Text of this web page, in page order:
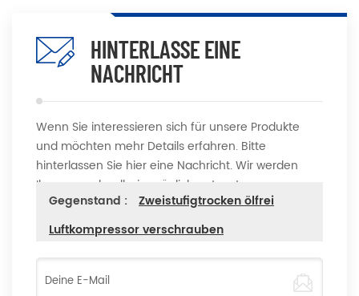
HINTERLASSE EINE
NACHRICHT
Wenn Sie interessieren sich für unsere Produkte
und möchten mehr Details erfahren. Bitte
hinterlassen Sie hier eine Nachricht. Wir werden
Ihnen so schnell wie möglich antworten
Gegenstand :
Zweistufigtrocken ölfrei
Luftkompressor verschrauben